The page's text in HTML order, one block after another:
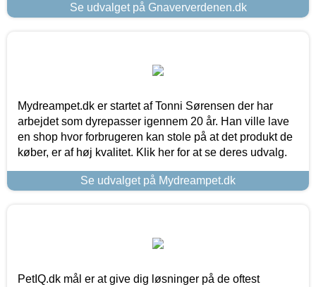
Se udvalget på Gnaververdenen.dk
Mydreampet.dk er startet af Tonni Sørensen der har
arbejdet som dyrepasser igennem 20 år. Han ville lave
en shop hvor forbrugeren kan stole på at det produkt de
køber, er af høj kvalitet. Klik her for at se deres udvalg.
Se udvalget på Mydreampet.dk
PetIQ.dk mål er at give dig løsninger på de oftest